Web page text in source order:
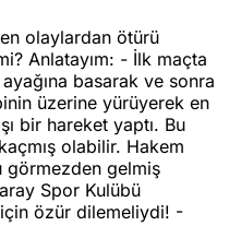
olaylardan ötürü
Anlatayım: - İlk maçta
basarak ve sonra
üzerine yürüyerek en
bir hareket yaptı. Bu
olabilir. Hakem
görmezden gelmiş
Spor Kulübü
için özür dilemeliydi! -